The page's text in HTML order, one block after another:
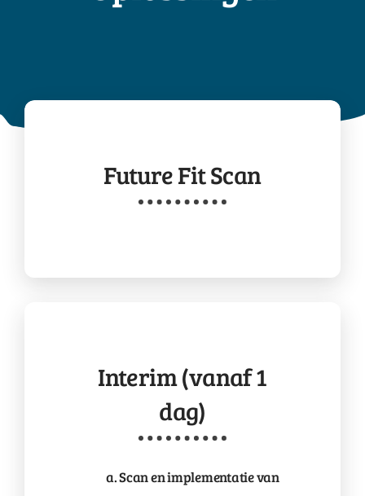
FutureFit Scan
Interim (vanaf 1
dag)
a. Scan en implementatie van